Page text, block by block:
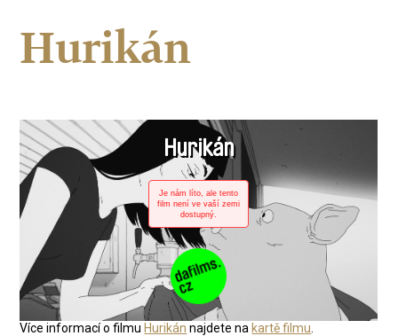
Hurikán
Více informací o filmu Hurikán najdete na kartě filmu